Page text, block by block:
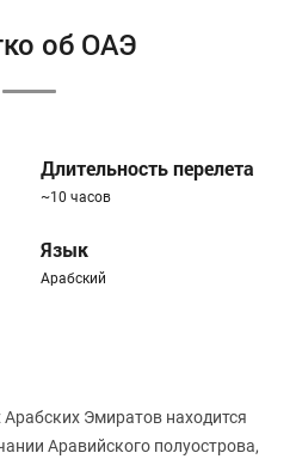
об ОАЭ
Длительность перелета
~10 часов
Язык
Арабский
Эмиратов находится
Аравийского полуострова,